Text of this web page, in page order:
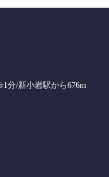
分/新小岩駅から676m